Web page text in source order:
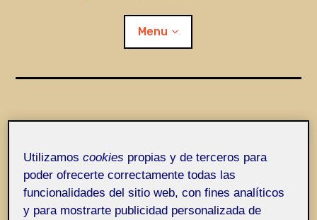
Menu
imaginarios
Utilizamoscookies propias y de terceros para
poder ofrecerte correctamente todas las
funcionalidades del sitio web, con fines analíticos
y para mostrarte publicidad personalizada de